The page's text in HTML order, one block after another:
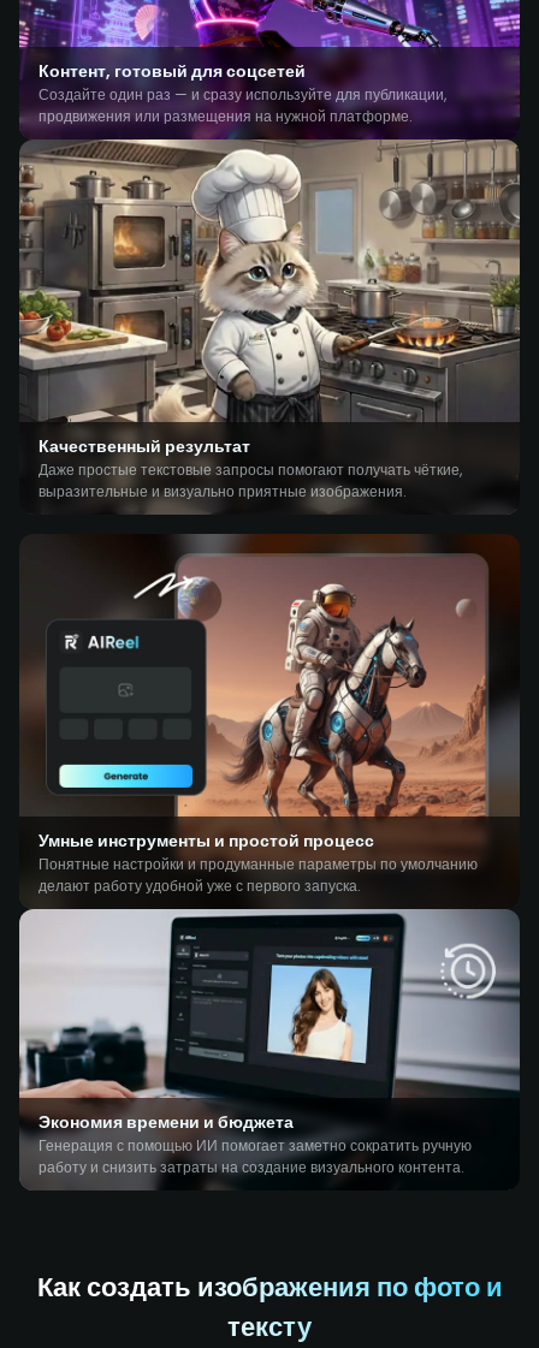
Контент, готовый для соцсетей
Создайте один раз — и сразу используйте для публикации,
продвижения или размещения на нужной платформе.
Качественный результат
Даже простые текстовые запросы помогают получать чёткие,
выразительные и визуально приятные изображения.
Умные инструменты и простой процесс
Понятные настройки и продуманные параметры по умолчанию
делают работу удобной уже с первого запуска.
Экономия времени и бюджета
Генерация с помощью ИИ помогает заметно сократить ручную
работу и снизить затраты на создание визуального контента.
Как создать изображения по фото и
тексту